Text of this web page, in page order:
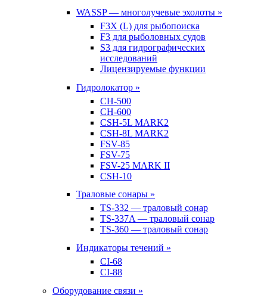
WASSP — многолучевые эхолоты »
F3X (L) для рыбопоиска
F3 для рыболовных судов
S3 для гидрографических
исследований
Лицензируемые функции
Гидролокатор »
CH-500
CH-600
CSH-5L MARK2
CSH-8L MARK2
FSV-85
FSV-75
FSV-25 MARK II
CSH-10
Траловые сонары »
TS-332 — траловый сонар
TS-337A — траловый сонар
TS-360 — траловый сонар
Индикаторы течений »
CI-68
CI-88
Оборудование связи »